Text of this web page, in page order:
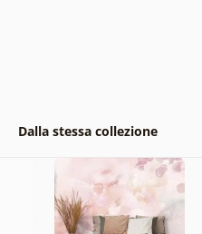
Dalla stessa collezione